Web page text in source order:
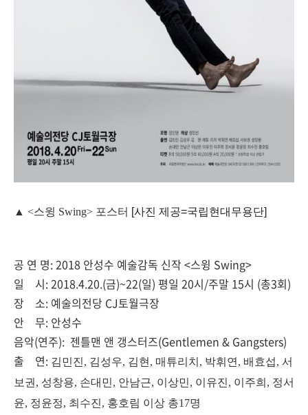
▲ <스윙 Swing> 포스터 [사진 제공=국립현대무용단]
공 연 명: 2018 안성수 예술감독 신작 <스윙 Swing>
일 시: 2018.4.20.(금)~22(일) 평일 20시/주말 15시 (총3회)
장 소: 예술의전당 CJ토월극장
안 무: 안성수
음악(연주): 젠틀맨 앤 갱스터즈(Gentlemen & Gangsters)
출 연: 김민진, 김성우, 김현, 매튜리치, 박휘연, 배효섭, 서
보권, 성창용, 손대민, 안남근, 이상민, 이유진, 이주희, 정서
윤, 정윤정, 최수진, 홍호림 이상 총17명